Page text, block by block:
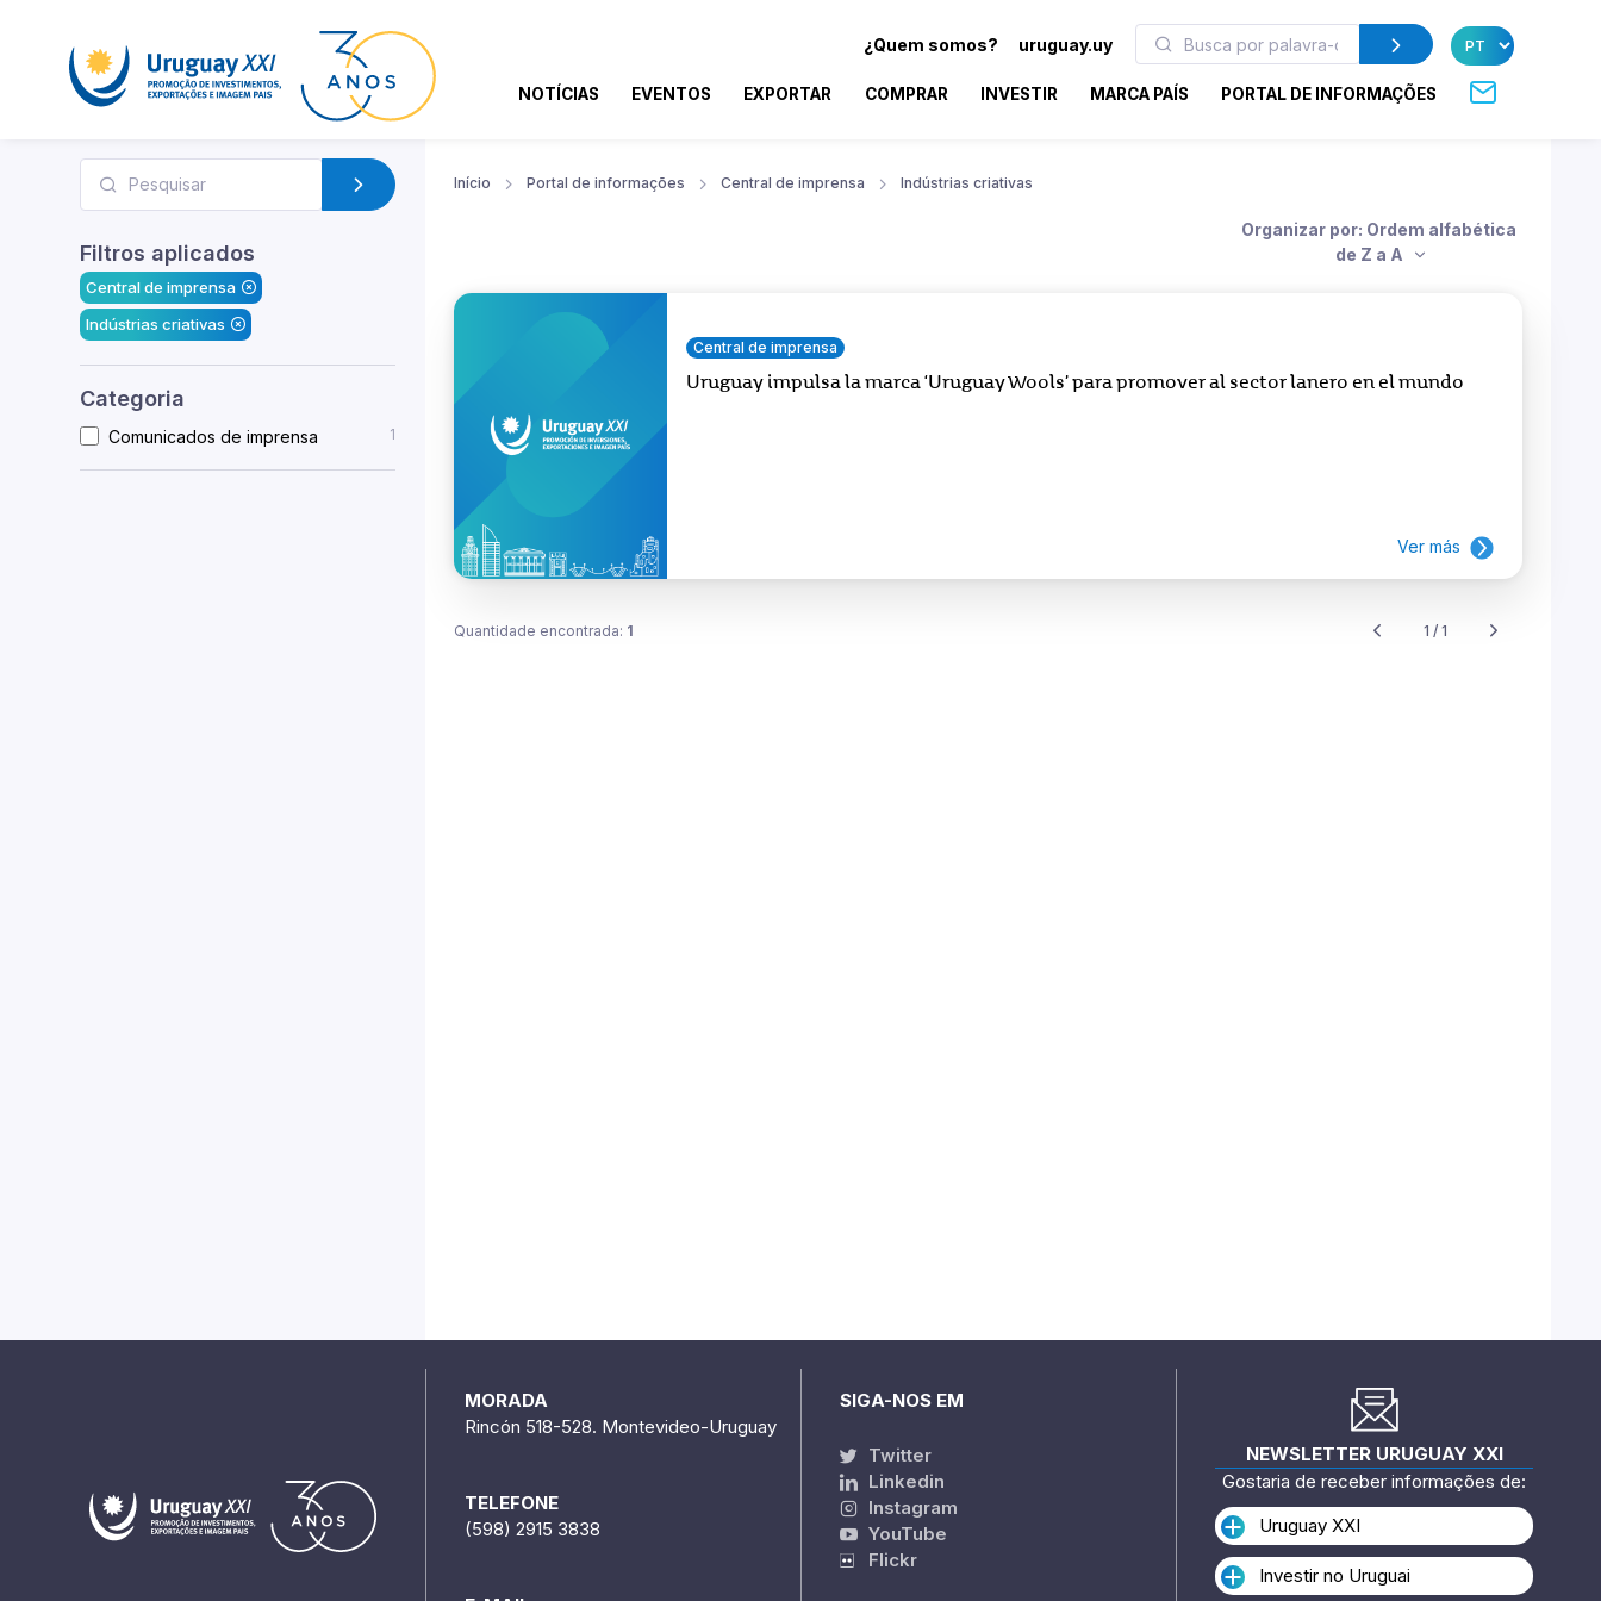
¿Quem somos? uruguay.uy
NOTÍCIAS EVENTOS EXPORTAR COMPRAR INVESTIR MARCA PAÍS PORTAL DE INFORMAÇÕES
Filtros aplicados
Central de imprensa
Indústrias criativas
Categoria
Comunicados de imprensa 1
Início Portal de informações Central de imprensa Indústrias criativas
Organizar por: Ordem alfabética
de Z a A
Central de imprensa
Uruguay impulsa la marca ‘Uruguay Wools’ para promover al sector lanero en el mundo
Ver más
Quantidade encontrada: 1 1 / 1
MORADA
Rincón 518-528. Montevideo-Uruguay
TELEFONE
(598) 2915 3838
SIGA-NOS EM
Twitter
Linkedin
Instagram
YouTube
Flickr
NEWSLETTER URUGUAY XXI
Gostaria de receber informações de:
Uruguay XXI
Investir no Uruguai